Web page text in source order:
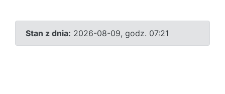
Stan z dnia: 2026-08-09, godz. 07:21